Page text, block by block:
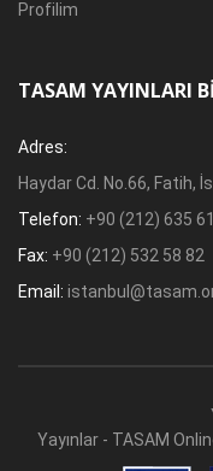
PCI-
Profilim
TASAM YAYINLARI
Adres:
Haydar Cd. No.66, Fatih,
Telefon: +90 (212) 635
Fax: +90 (212) 532 58 82
Email:
Yayınlar - TASAM